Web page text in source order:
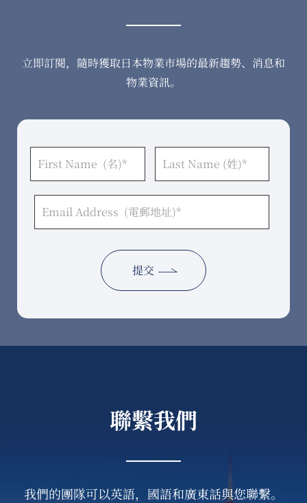
立即訂閱，隨時獲取日本物業市場的最新趨勢、消息和
物業資訊。
聯繫我們
我們的團隊可以英語，國語和廣東話與您聯繫。